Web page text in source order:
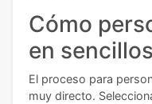
Cómo
en
El proceso para
muy directo.